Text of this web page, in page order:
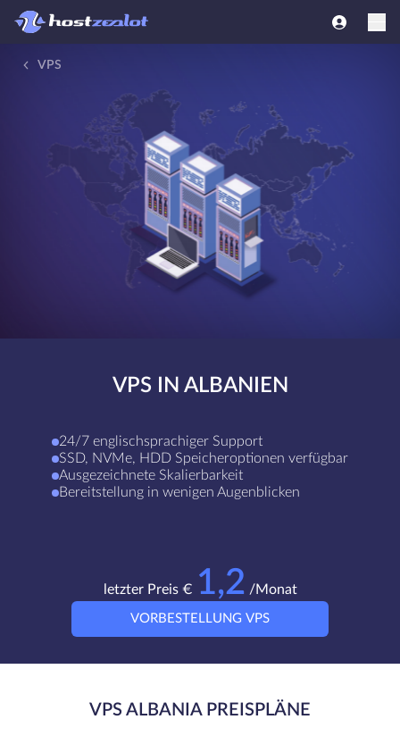
VPS
VPS IN ALBANIEN
24/7 englischsprachiger Support
SSD, NVMe, HDD Speicheroptionen verfügbar
Ausgezeichnete Skalierbarkeit
Bereitstellung in wenigen Augenblicken
letzter Preis € 1,2 /Monat
VORBESTELLUNG VPS
VPS ALBANIA PREISPLÄNE